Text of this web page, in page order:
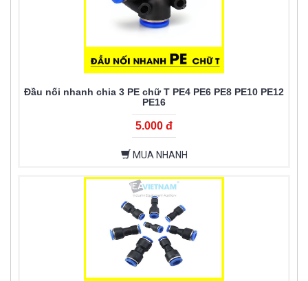
Đầu nối nhanh chia 3 PE chữ T PE4 PE6 PE8 PE10 PE12
PE16
5.000 đ
MUA NHANH